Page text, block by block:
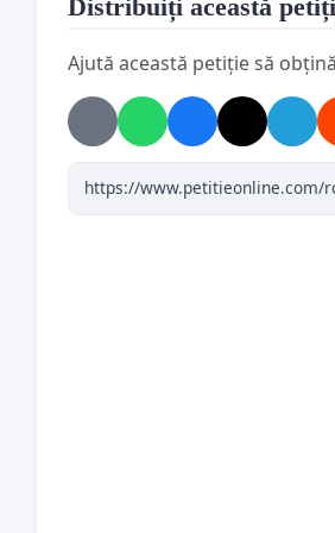
privind resursele strategice
internaționali.
2.Organizarea de
transparenteînainte de
Distribuiți această
Ajută această petiție să